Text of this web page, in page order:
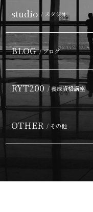
studio / スタジオ
BLOG / ブログ
RYT200 / 養成資格講座
OTHER / その他